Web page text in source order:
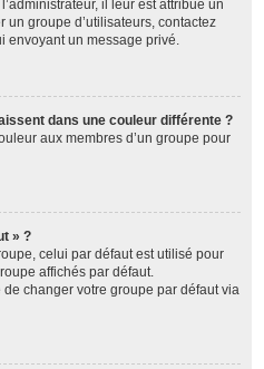
il leur est attribué un
un groupe d’utilisateurs, contactez
envoyant un message privé.
dans une couleur différente ?
aux membres d’un groupe pour
» ?
celui par défaut est utilisé pour
affichés par défaut.
de changer votre groupe par défaut via